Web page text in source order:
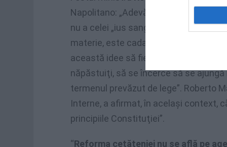
Napolitano: „Adevărata nebunie ar fi
nu a celei „ius sanguinis”, care este
materie, este cada să ridice baricade,
această idee să fie un fel de cal
năpăstuiţi, să se încerce să se
termenul prevăzut de lege”. Roberto
Interne, a afirmat, în acelaşi context,
principiile Constituţiei”.
“Reforma cetăţeniei nu se află pe